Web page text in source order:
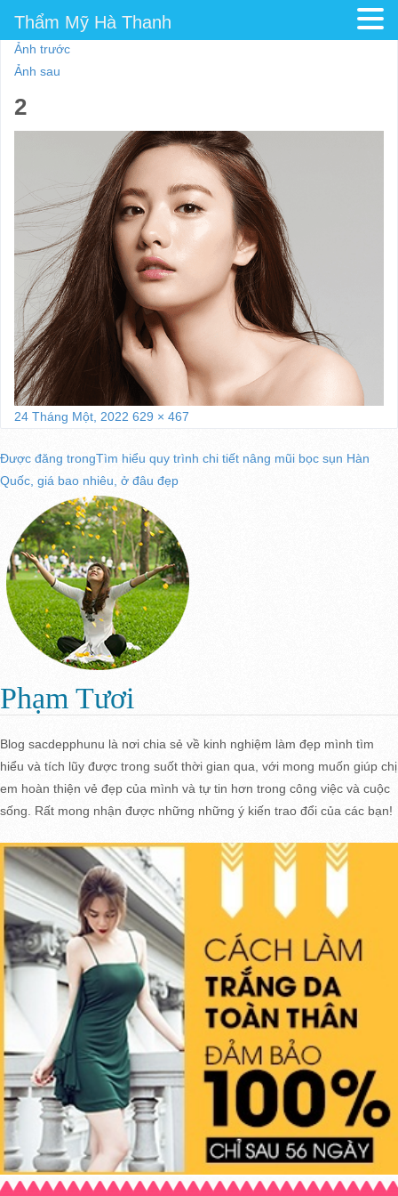
Ảnh trước
Ảnh sau
2
Đăng
ngày
24 Tháng Một, 2022 Kích
đầy
đủ
629 × 467
Điều
hướng
bài
viết
Được đăng trongTìm hiểu quy trình chi tiết nâng mũi bọc sụn Hàn
Quốc, giá bao nhiêu, ở đâu đẹp
Phạm Tươi
Blog sacdepphunu là nơi chia sẻ về kinh nghiệm làm đẹp mình tìm
hiểu và tích lũy được trong suốt thời gian qua, với mong muốn giúp chị
em hoàn thiện vẻ đẹp của mình và tự tin hơn trong công việc và cuộc
sống. Rất mong nhận được những những ý kiến trao đổi của các bạn!
Thẩm Mỹ Hà Thanh